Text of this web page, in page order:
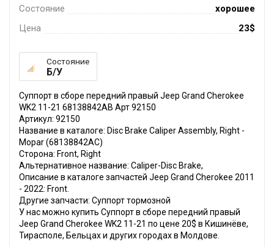
Состояние
хорошее
Цена
23$
Состояние
Б/У
Суппорт в сборе передний правый Jeep Grand Cherokee
WK2 11-21 68138842AB Арт 92150
Артикул: 92150
Название в каталоге: Disc Brake Caliper Assembly, Right -
Mopar (68138842AC)
Сторона: Front, Right
Альтернативное название: Caliper-Disc Brake,
Описание в каталоге запчастей Jeep Grand Cherokee 2011
- 2022: Front.
Другие запчасти: Суппорт тормозной
У нас можно купить Суппорт в сборе передний правый
Jeep Grand Cherokee WK2 11-21 по цене 20$ в Кишинёве,
Тирасполе, Бельцах и других городах в Молдове.